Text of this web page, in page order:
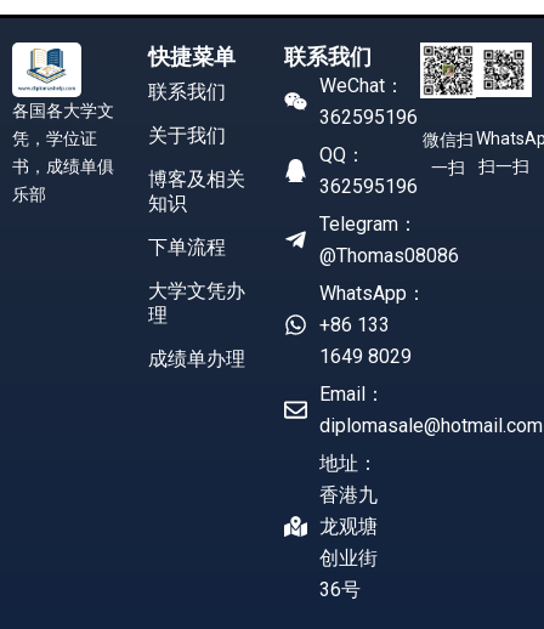
各国各大学文
凭，学位证
书，成绩单俱
乐部
快捷菜单
联系我们
关于我们
博客及相关
知识
下单流程
大学文凭办
理
成绩单办理
联系我们
WeChat：
362595196
QQ：
362595196
Telegram：
@Thomas08086
WhatsApp：
+86 133
1649 8029
Email：
diplomasale@hotmail.com
地址：
香港九
龙观塘
创业街
36号
微信扫
一扫
扫一扫